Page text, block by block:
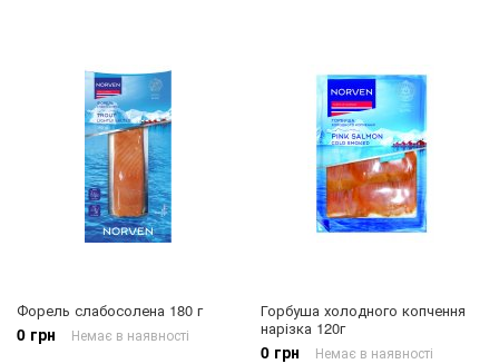
Форель слабосолена 180 г
0 грн Немає в наявності
Горбуша холодного копчення
нарізка 120г
0 грн Немає в наявності